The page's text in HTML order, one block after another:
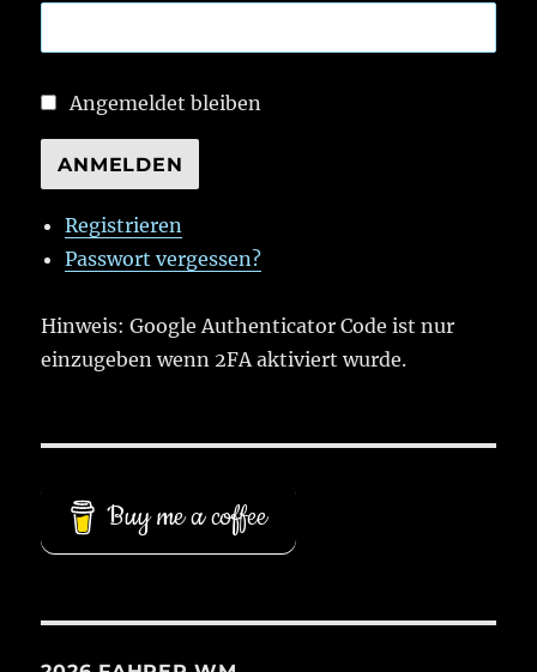
Angemeldet bleiben
ANMELDEN
Registrieren
Passwort vergessen?
Hinweis: Google Authenticator Code ist nur
einzugeben wenn 2FA aktiviert wurde.
Buy me a coffee